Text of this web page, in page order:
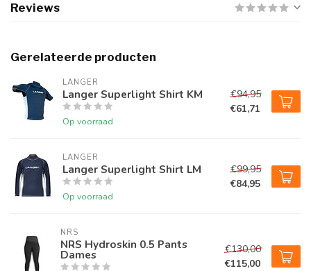
Reviews
Gerelateerde producten
LANGER
Langer Superlight Shirt KM
Op voorraad
€94,95
€61,71
LANGER
Langer Superlight Shirt LM
Op voorraad
€99,95
€84,95
NRS
NRS Hydroskin 0.5 Pants
Dames
€130,00
€115,00